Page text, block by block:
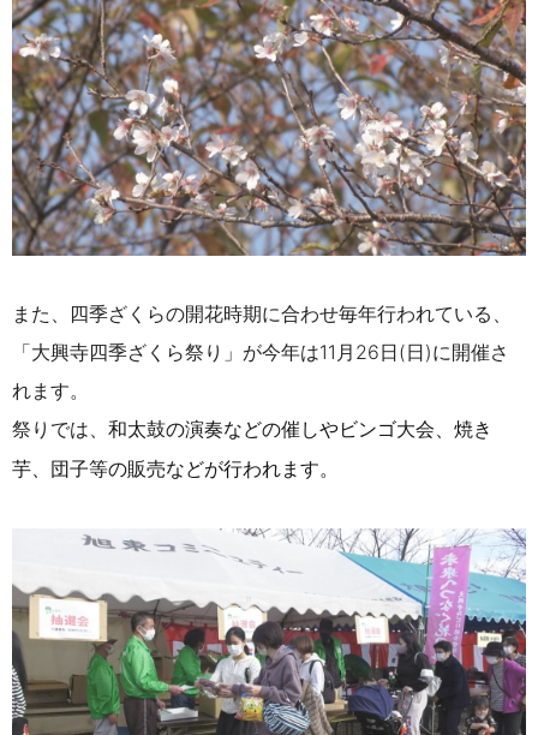
また、四季ざくらの開花時期に合わせ毎年行われている、
「大興寺四季ざくら祭り」が今年は11月26日(日)に開催さ
れます。
祭りでは、 和太鼓の演奏などの催しやビンゴ大会、 焼き
芋、団子等の販売などが行われます。